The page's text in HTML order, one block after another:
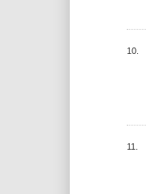
10.
11.